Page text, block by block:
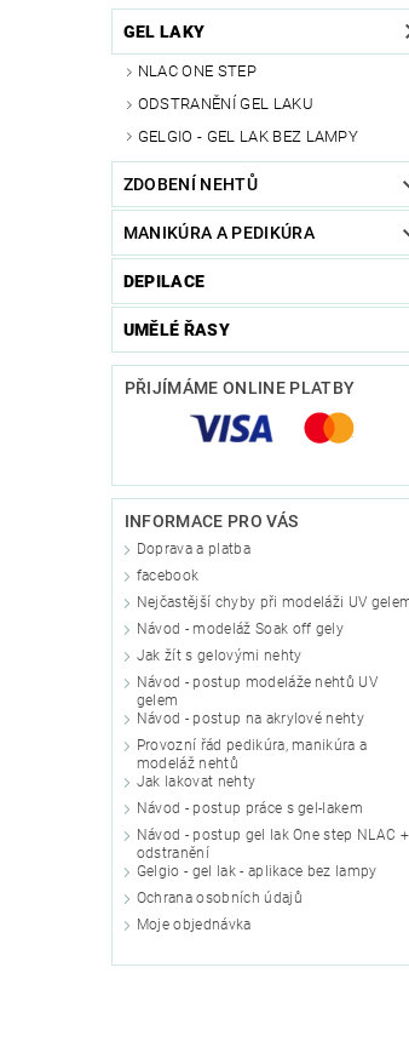
GEL LAKY
NLAC ONE STEP
ODSTRANĚNÍ GEL LAKU
GELGIO - GEL LAK BEZ LAMPY
ZDOBENÍ NEHTŮ
MANIKÚRA A PEDIKÚRA
DEPILACE
UMĚLÉ ŘASY
PŘIJÍMÁME ONLINE PLATBY
INFORMACE PRO VÁS
Doprava a platba
facebook
Nejčastější chyby při modeláži UV
Návod - modeláž Soak off gely
Jak žít s gelovými nehty
Návod - postup modeláže nehtů UV
gelem
Návod - postup na akrylové nehty
Provozní řád pedikúra, manikúra a
modeláž nehtů
Jak lakovat nehty
Návod - postup práce s gel-lakem
Návod - postup gel lak One step NLAC +
odstranění
Gelgio - gel lak - aplikace bez lampy
Ochrana osobních údajů
Moje objednávka